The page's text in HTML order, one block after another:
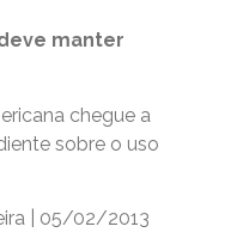
manter
chegue a
sobre o uso
| 05/02/2013